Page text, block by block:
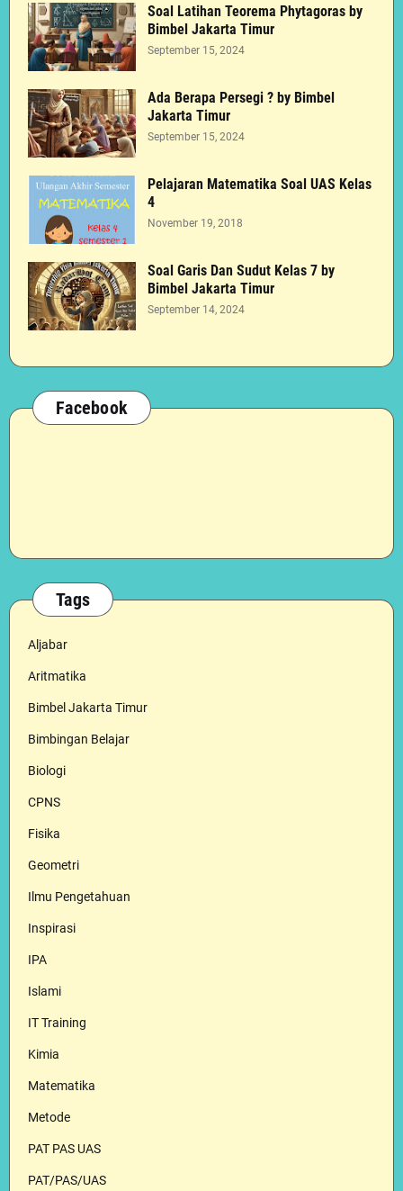
Soal Latihan Teorema Phytagoras by
Bimbel Jakarta Timur
September 15, 2024
Ada Berapa Persegi ? by Bimbel
Jakarta Timur
September 15, 2024
Pelajaran Matematika Soal UAS Kelas
4
November 19, 2018
Soal Garis Dan Sudut Kelas 7 by
Bimbel Jakarta Timur
September 14, 2024
Facebook
Tags
Aljabar
Aritmatika
Bimbel Jakarta Timur
Bimbingan Belajar
Biologi
CPNS
Fisika
Geometri
Ilmu Pengetahuan
Inspirasi
IPA
Islami
IT Training
Kimia
Matematika
Metode
PAT PAS UAS
PAT/PAS/UAS